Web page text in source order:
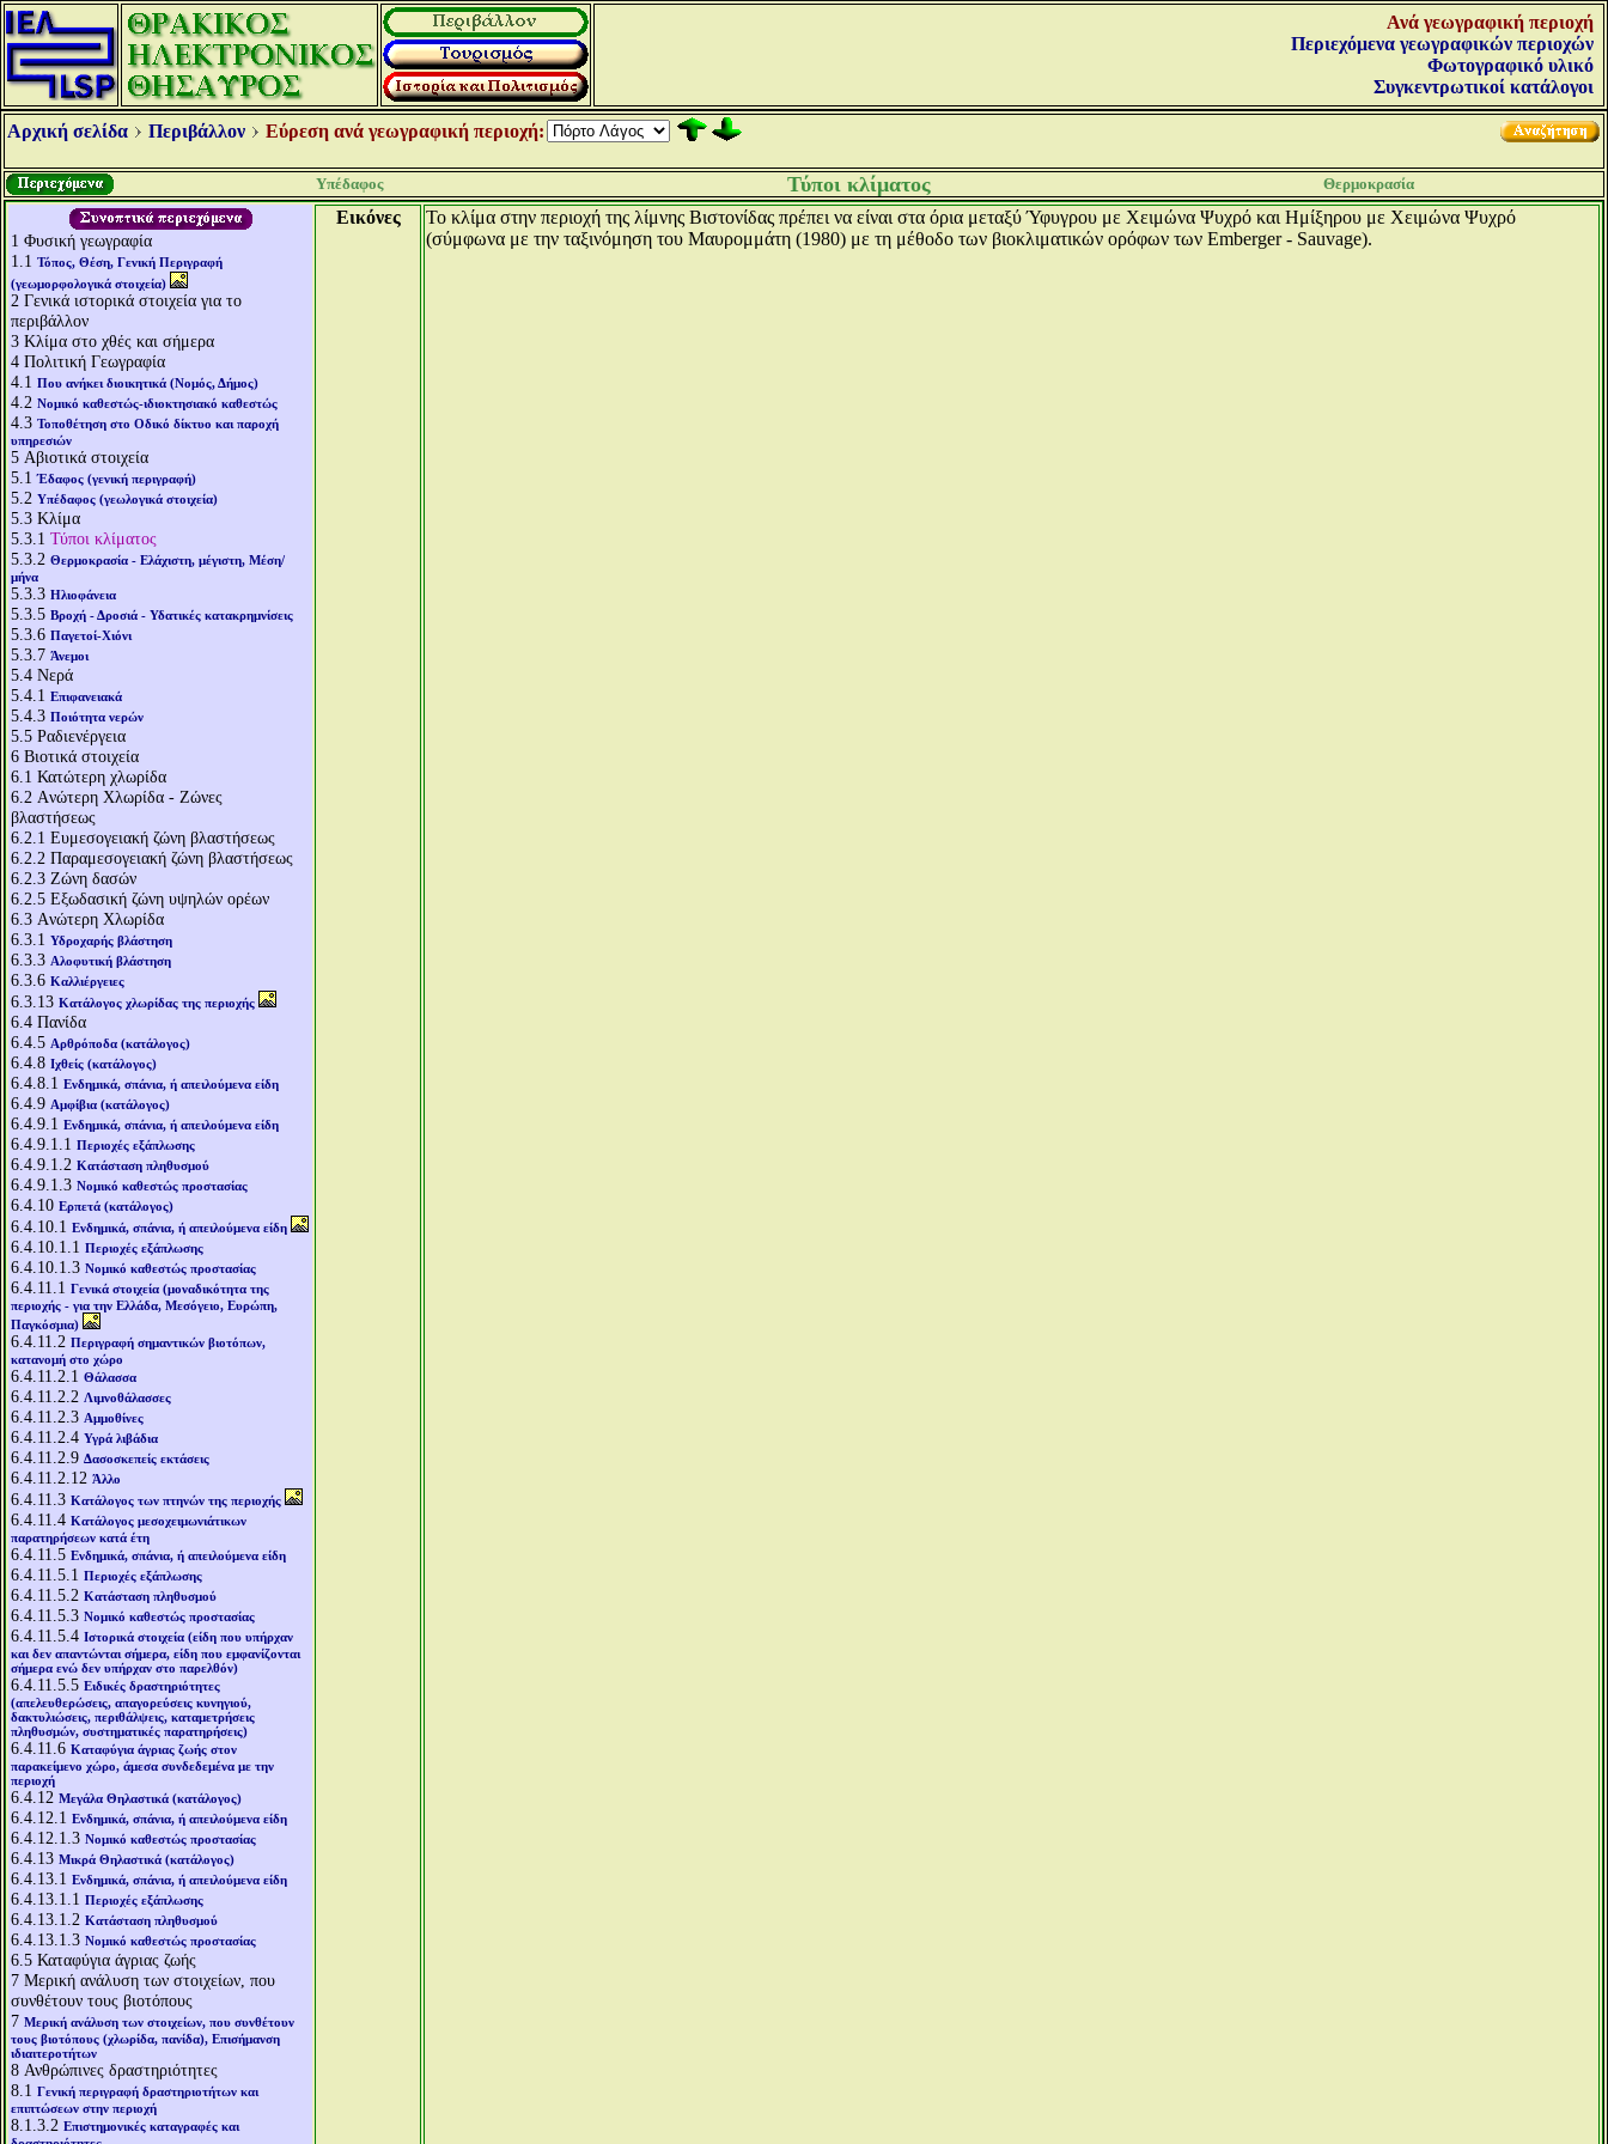
Ανά γεωγραφική περιοχή
Περιεχόμενα γεωγραφικών περιοχών
Φωτογραφικό υλικό
Συγκεντρωτικοί κατάλογοι
Αρχική σελίδα Περιβάλλον Εύρεση ανά γεωγραφική περιοχή:
Υπέδαφος Τύποι κλίματος Θερμοκρασία
1 Φυσική γεωγραφία
1.1 Τόπος, Θέση, Γενική Περιγραφή
(γεωμορφολογικά στοιχεία)
2 Γενικά ιστορικά στοιχεία για το
περιβάλλον
3 Κλίμα στο χθές και σήμερα
4 Πολιτική Γεωγραφία
4.1 Που ανήκει διοικητικά (Νομός, Δήμος)
4.2 Νομικό καθεστώς-ιδιοκτησιακό καθεστώς
4.3 Τοποθέτηση στο Οδικό δίκτυο και παροχή
υπηρεσιών
5 Αβιοτικά στοιχεία
5.1Έδαφος (γενική περιγραφή)
5.2 Υπέδαφος (γεωλογικά στοιχεία)
5.3 Κλίμα
5.3.1 Τύποι κλίματος
5.3.2 Θερμοκρασία - Ελάχιστη, μέγιστη, Μέση/
μήνα
5.3.3 Ηλιοφάνεια
5.3.5 Βροχή - Δροσιά - Υδατικές κατακρημνίσεις
5.3.6 Παγετοί-Χιόνι
5.3.7 Άνεμοι
5.4 Νερά
5.4.1 Επιφανειακά
5.4.3 Ποιότητα νερών
5.5 Ραδιενέργεια
6 Βιοτικά στοιχεία
6.1 Κατώτερη χλωρίδα
6.2 Aνώτερη Χλωρίδα - Ζώνες
βλαστήσεως
6.2.1 Ευμεσογειακή ζώνη βλαστήσεως
6.2.2 Παραμεσογειακή ζώνη βλαστήσεως
6.2.3 Ζώνη δασών
6.2.5 Εξωδασική ζώνη υψηλών ορέων
6.3 Aνώτερη Χλωρίδα
6.3.1 Υδροχαρής βλάστηση
6.3.3 Αλοφυτική βλάστηση
6.3.6 Καλλιέργειες
6.3.13 Κατάλογος χλωρίδας της περιοχής
6.4 Πανίδα
6.4.5 Αρθρόποδα (κατάλογος)
6.4.8 Ιχθείς (κατάλογος)
6.4.8.1 Ενδημικά, σπάνια, ή απειλούμενα είδη
6.4.9 Αμφίβια (κατάλογος)
6.4.9.1 Ενδημικά, σπάνια, ή απειλούμενα είδη
6.4.9.1.1 Περιοχές εξάπλωσης
6.4.9.1.2 Κατάσταση πληθυσμού
6.4.9.1.3 Νομικό καθεστώς προστασίας
6.4.10 Ερπετά (κατάλογος)
6.4.10.1 Ενδημικά, σπάνια, ή απειλούμενα είδη
6.4.10.1.1 Περιοχές εξάπλωσης
6.4.10.1.3 Νομικό καθεστώς προστασίας
6.4.11.1 Γενικά στοιχεία (μοναδικότητα της
περιοχής - για την Ελλάδα, Μεσόγειο, Ευρώπη,
Παγκόσμια)
6.4.11.2 Περιγραφή σημαντικών βιοτόπων,
κατανομή στο χώρο
6.4.11.2.1 Θάλασσα
6.4.11.2.2 Λιμνοθάλασσες
6.4.11.2.3 Αμμοθίνες
6.4.11.2.4 Υγρά λιβάδια
6.4.11.2.9 Δασοσκεπείς εκτάσεις
6.4.11.2.12 Άλλο
6.4.11.3 Κατάλογος των πτηνών της περιοχής
6.4.11.4 Κατάλογος μεσοχειμωνιάτικων
παρατηρήσεων κατά έτη
6.4.11.5 Ενδημικά, σπάνια, ή απειλούμενα είδη
6.4.11.5.1 Περιοχές εξάπλωσης
6.4.11.5.2 Κατάσταση πληθυσμού
6.4.11.5.3 Νομικό καθεστώς προστασίας
6.4.11.5.4 Ιστορικά στοιχεία (είδη που υπήρχαν
και δεν απαντώνται σήμερα, είδη που εμφανίζονται
σήμερα ενώ δεν υπήρχαν στο παρελθόν)
6.4.11.5.5 Ειδικές δραστηριότητες
(απελευθερώσεις, απαγορεύσεις κυνηγιού,
δακτυλιώσεις, περιθάλψεις, καταμετρήσεις
πληθυσμών, συστηματικές παρατηρήσεις)
6.4.11.6 Καταφύγια άγριας ζωής στον
παρακείμενο χώρο, άμεσα συνδεδεμένα με την
περιοχή
6.4.12 Μεγάλα Θηλαστικά (κατάλογος)
6.4.12.1 Ενδημικά, σπάνια, ή απειλούμενα είδη
6.4.12.1.3 Νομικό καθεστώς προστασίας
6.4.13 Μικρά Θηλαστικά (κατάλογος)
6.4.13.1 Ενδημικά, σπάνια, ή απειλούμενα είδη
6.4.13.1.1 Περιοχές εξάπλωσης
6.4.13.1.2 Κατάσταση πληθυσμού
6.4.13.1.3 Νομικό καθεστώς προστασίας
6.5 Καταφύγια άγριας ζωής
7 Μερική ανάλυση των στοιχείων, που
συνθέτουν τους βιοτόπους
7 Μερική ανάλυση των στοιχείων, που συνθέτουν
τους βιοτόπους (χλωρίδα, πανίδα), Επισήμανση
ιδιαιτεροτήτων
8 Ανθρώπινες δραστηριότητες
8.1 Γενική περιγραφή δραστηριοτήτων και
επιπτώσεων στην περιοχή
8.1.3.2 Επιστημονικές καταγραφές και
Εικόνες
Το κλίμα στην περιοχή της λίμνης Βιστονίδας πρέπει να είναι στα όρια μεταξύ Ύφυγρου με Χειμώνα Ψυχρό και Ημίξηρου με Χειμώνα Ψυχρό
(σύμφωνα με την ταξινόμηση του Μαυρομμάτη (1980) με τη μέθοδο των βιοκλιματικών ορόφων των Emberger - Sauvage).